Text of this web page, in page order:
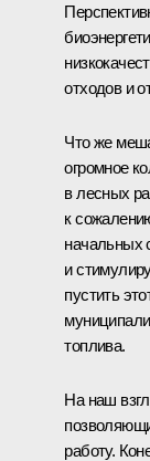
отходов и
Что же
огромное
в лесных
к
начальных
и
пустить
топлива.
На наш
работу.